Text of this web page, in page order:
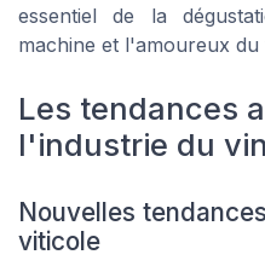
essentiel de la
machine et l'amoureux du
Les tendances
l'industrie du vin
Nouvelles
viticole